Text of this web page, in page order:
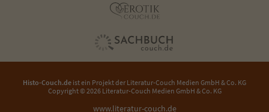
Histo-Couch.de ist ein Projekt der Literatur-Couch Medien GmbH & Co. KG
Copyright © 2026 Literatur-Couch Medien GmbH & Co. KG
www.literatur-couch.de